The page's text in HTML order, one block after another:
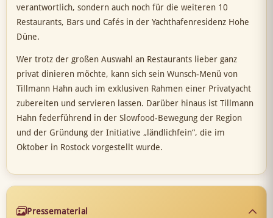
verantwortlich, sondern auch noch für die weiteren 10
Restaurants, Bars und Cafés in der Yachthafenresidenz Hohe
Düne.
Wer trotz der großen Auswahl an Restaurants lieber ganz
privat dinieren möchte, kann sich sein Wunsch-Menü von
Tillmann Hahn auch im exklusiven Rahmen einer Privatyacht
zubereiten und servieren lassen. Darüber hinaus ist Tillmann
Hahn federführend in der Slowfood-Bewegung der Region
und der Gründung der Initiative „ländlichfein“, die im
Oktober in Rostock vorgestellt wurde.
Pressematerial